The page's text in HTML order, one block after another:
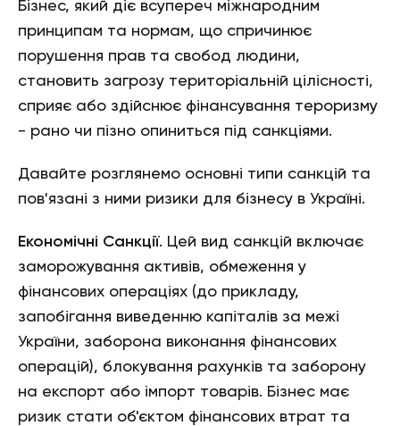
Бізнес, який діє всупереч міжнародним
принципам та нормам, що спричинює
порушення прав та свобод людини,
становить загрозу територіальній цілісності,
сприяє або здійснює фінансування тероризму
- рано чи пізно опиниться під санкціями.
Давайте розглянемо основні типи санкцій та
пов'язані з ними ризики для бізнесу в Україні.
Економічні Санкції. Цей вид санкцій включає
заморожування активів, обмеження у
фінансових операціях (до прикладу,
запобігання виведенню капіталів за межі
України, заборона виконання фінансових
операцій), блокування рахунків та заборону
на експорт або імпорт товарів. Бізнес має
ризик стати об'єктом фінансових втрат та